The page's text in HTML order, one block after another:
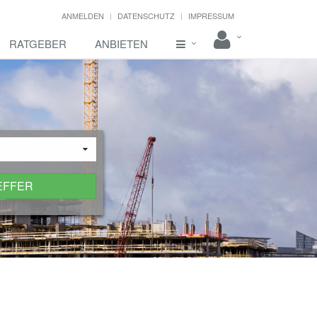
ANMELDEN DATENSCHUTZ IMPRESSUM
RATGEBER ANBIETEN